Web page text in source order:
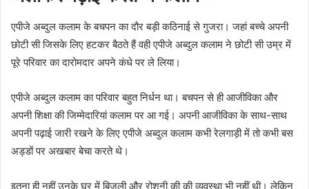
एपीजे अब्दुल कलाम के बचपन का दौर बड़ी कठिनाई से गुजरा। जहां बच्चे अपनी
छोटी सी जिसके लिए हटकर बैठते हैं वही एपीजे अब्दुल कलाम ने छोटी सी उम्र में
पूरे परिवार का दारोमदार अपने कंधे पर ले लिया।
एपीजे अब्दुल कलाम का परिवार बहुत निर्धन था। बचपन से ही आजीविका और
अपनी शिक्षा की जिम्मेदारियां कलाम पर आ गई। अपनी आजीविका के साथ-साथ
अपनी पढ़ाई जारी रखने के लिए एपीजे अब्दुल कलाम कभी रेलगाड़ी में तो कभी बस
अड्डों पर अखबार बेचा करते थे।
इतना ही नहीं उनके घर में बिजली और रोशनी की की व्यवस्था भी नहीं थी। लेकिन